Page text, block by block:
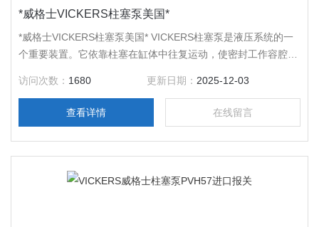
*威格士VICKERS柱塞泵美国*
*威格士VICKERS柱塞泵美国* VICKERS柱塞泵是液压系统的一
个重要装置。它依靠柱塞在缸体中往复运动，使密封工作容腔的
机械，机械的心脏。VICKERS柱塞泵具有额定压力高、结构紧
凑、效率高和流量调节方便等优点，被广泛应用于高压、大流量
VICKERS柱塞泵的运用已经跟现在大
访问次数： 1680 更新日期： 2025-12-03
查看详情 在线留言